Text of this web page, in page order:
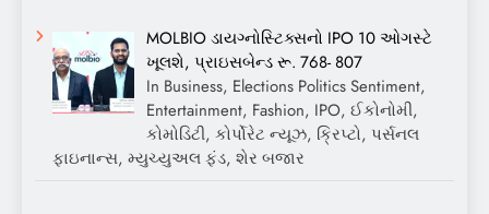
MOLBIO ડાયગ્નોસ્ટિક્સનો IPO 10 ઓગસ્ટે
ખૂલશે, પ્રાઇસબેન્ડ રૂ. 768- 807
In Business, Elections Politics Sentiment,
Entertainment, Fashion, IPO, ઈકોનોમી,
કોમોડિટી, કોર્પોરેટ ન્યૂઝ, ક્રિપ્ટો, પર્સનલ
ફાઇનાન્સ, મ્યુચ્યુઅલ ફંડ, શેર બજાર